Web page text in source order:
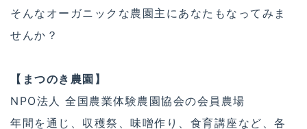
そんなオーガニックな農園主にあなたもなってみま
せんか？
【まつのき農園】
NPO法人 全国農業体験農園協会の会員農場
年間を通じ、収穫祭、味噌作り、食育講座など、各